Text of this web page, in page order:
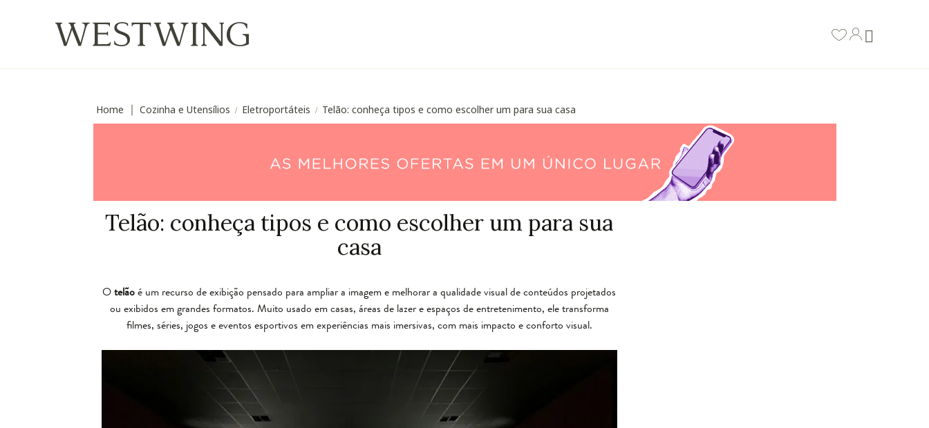
Home Cozinha e Utensílios / Eletroportáteis / Telão: conheça tipos e como escolher um para sua casa
Telão: conheça tipos e como escolher um para sua
casa
Otelãoé um recurso de exibição pensado para ampliar a imagem e melhorar a qualidade visual de conteúdos projetados
ou exibidos em grandes formatos. Muito usado em casas, áreas de lazer e espaços de entretenimento, ele transforma
filmes, séries, jogos e eventos esportivos em experiências mais imersivas, com mais impacto e conforto visual.